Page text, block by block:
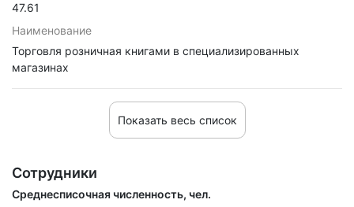
47.61
Наименование
Торговля розничная книгами в специализированных
магазинах
Показать весь список
Сотрудники
Среднесписочная численность, чел.